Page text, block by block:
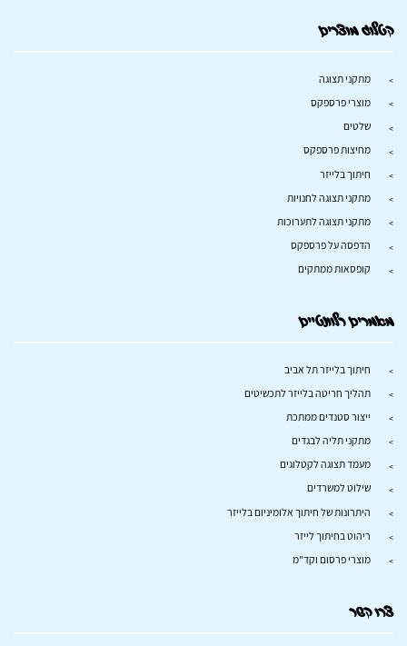
קטלוג מוצרים
מתקני תצוגה
מוצרי פרספקס
שלטים
מחיצות פרספקס
חיתוך בלייזר
מתקני תצוגה לחנויות
מתקני תצוגה לתערוכות
הדפסה על פרספקס
קופסאות ממתקים
מאמרים רלוונטיים
חיתוך בלייזר תל אביב
תהליך חריטה בלייזר לתכשיטים
ייצור סטנדים ממתכת
מתקני תליה לבגדים
מעמד תצוגה לקטלוגים
שילוט למשרדים
היתרונות של חיתוך אלומיניום בלייזר
ריהוט בחיתוך לייזר
מוצרי פרסום וקד"מ
צרו קשר